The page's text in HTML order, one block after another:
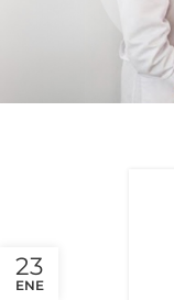
23
ENE